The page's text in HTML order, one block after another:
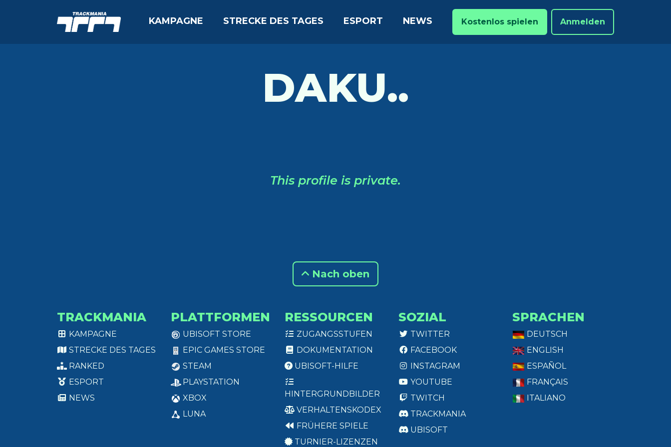
KAMPAGNE STRECKE DES TAGES ESPORT NEWS Kostenlos spielen Anmelden
DAKU..
This profile is private.
Nach oben
TRACKMANIA
KAMPAGNE
STRECKE DES TAGES
RANKED
ESPORT
NEWS
PLATTFORMEN
UBISOFT STORE
EPIC GAMES STORE
STEAM
PLAYSTATION
XBOX
LUNA
RESSOURCEN
ZUGANGSSTUFEN
DOKUMENTATION
UBISOFT-HILFE
HINTERGRUNDBILDER
VERHALTENSKODEX
FRÜHERE SPIELE
TURNIER-LIZENZEN
SOZIAL
TWITTER
FACEBOOK
INSTAGRAM
YOUTUBE
TWITCH
TRACKMANIA
UBISOFT
SPRACHEN
DEUTSCH
ENGLISH
ESPAÑOL
FRANÇAIS
ITALIANO